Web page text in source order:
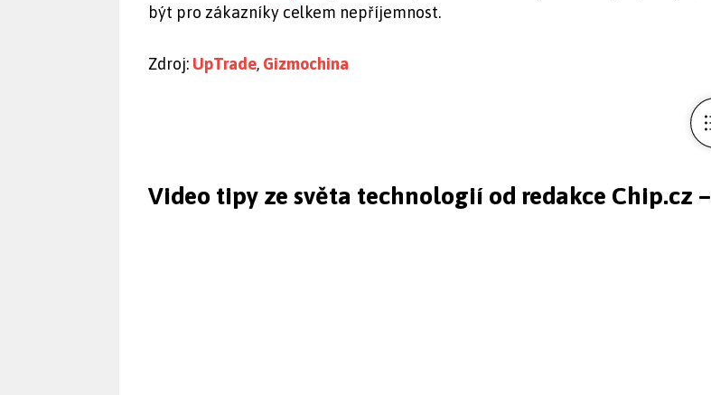
být pro zákazníky celkem nepříjemnost.
Zdroj: UpTrade, Gizmochina
Video tipy ze světa technologií od redakce Chip.cz –